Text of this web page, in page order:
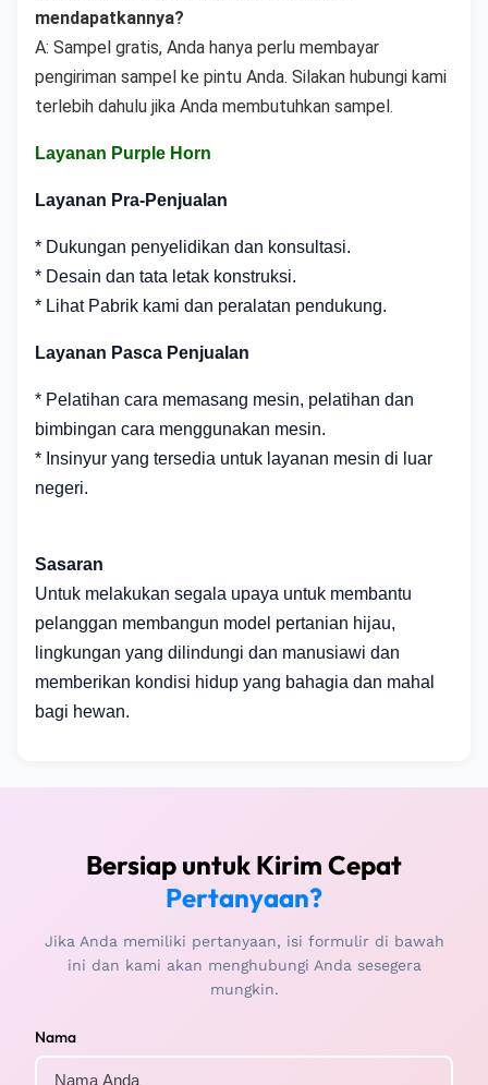
mendapatkannya?
A: Sampel gratis, Anda hanya perlu membayar
pengiriman sampel ke pintu Anda. Silakan hubungi kami
terlebih dahulu jika Anda membutuhkan sampel.
Layanan Purple Horn
Layanan Pra-Penjualan
* Dukungan penyelidikan dan konsultasi.
* Desain dan tata letak konstruksi.
* Lihat Pabrik kami dan peralatan pendukung.
Layanan Pasca Penjualan
* Pelatihan cara memasang mesin, pelatihan dan
bimbingan cara menggunakan mesin.
* Insinyur yang tersedia untuk layanan mesin di luar
negeri.
Sasaran
Untuk melakukan segala upaya untuk membantu
pelanggan membangun model pertanian hijau,
lingkungan yang dilindungi dan manusiawi dan
memberikan kondisi hidup yang bahagia dan mahal
bagi hewan.
Bersiap untuk Kirim Cepat
Pertanyaan?
Jika Anda memiliki pertanyaan, isi formulir di bawah
ini dan kami akan menghubungi Anda sesegera
mungkin.
Nama